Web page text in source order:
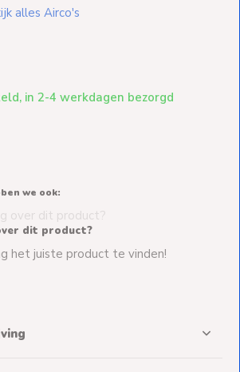
alles Airco's
in 2-4 werkdagen bezorgd
we ook:
dit product?
het juiste product te vinden!